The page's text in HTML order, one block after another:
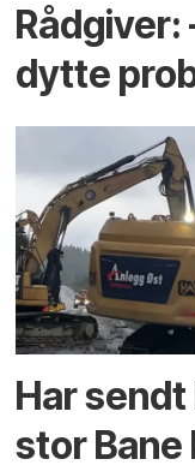
Rådgiver:
dytte
Har sendt
stor